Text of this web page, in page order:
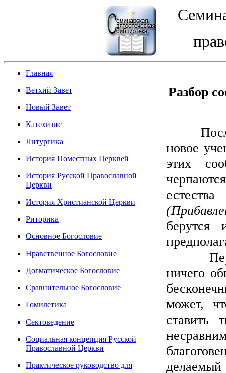
Главная
Ветхий Завет
Новый Завет
Катехизис
Литургика
История Поместных Церквей
История Русской Православной
Церкви
История Христианской Церкви
Риторика
Основное Богословие
Нравственное Богословие
Догматическое Богословие
Сравнительное Богословие
Гомилетика
Сектоведение
Социальная концепция Русской
Православной Церкви
Практическое руководство для
Разбор
новое
этих
ничего
может,
делаемый